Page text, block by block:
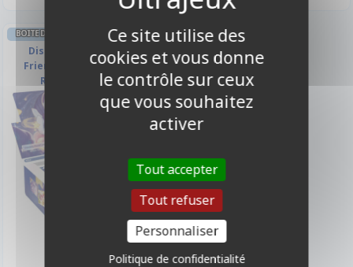
BOITE DE BOOSTERS ANGLAIS MY LITTLE
Display de 20 Boosters -
Friendship Eternal Cards :
Rainbow Edition
Ce site utilise des
cookies et vous donne
le contrôle sur ceux
que vous souhaitez
activer
Tout accepter
Tout refuser
Personnaliser
Politique de confidentialité